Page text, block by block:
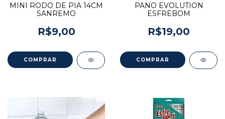
MINI RODO DE PIA 14CM
SANREMO
R$9,00
PANO EVOLUTION
ESFREBOM
R$19,00